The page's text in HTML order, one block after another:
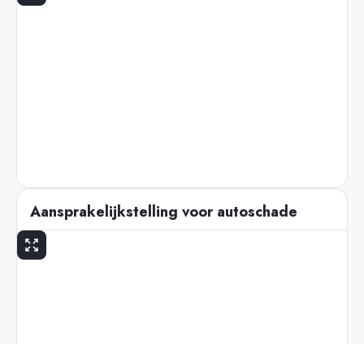
Aansprakelijkstelling voor autoschade